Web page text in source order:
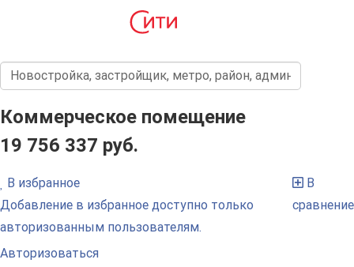
Коммерческое помещение
19 756 337 руб.
В избранное
Добавление в избранное доступно только
авторизованным пользователям.
Авторизоваться
В
сравнение